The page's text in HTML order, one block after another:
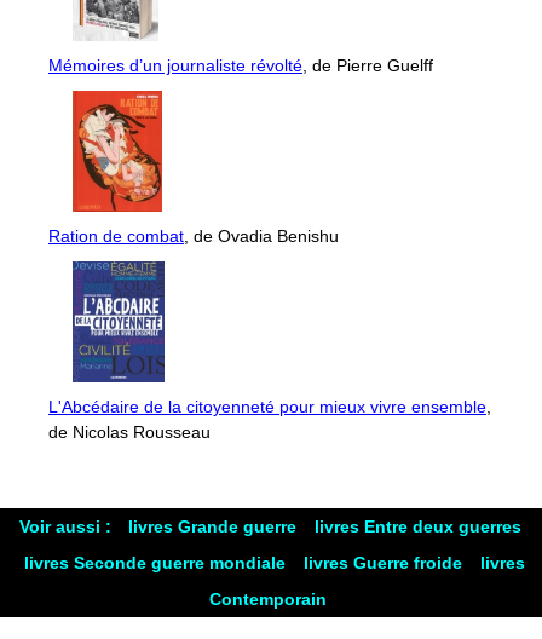
Mémoires d’un journaliste révolté, de Pierre Guelff
Ration de combat, de Ovadia Benishu
L'Abcédaire de la citoyenneté pour mieux vivre ensemble,
de Nicolas Rousseau
Voir aussi : livres Grande guerre
livres Entre deux guerres
livres Seconde guerre mondiale
livres Guerre froide
livres
Contemporain